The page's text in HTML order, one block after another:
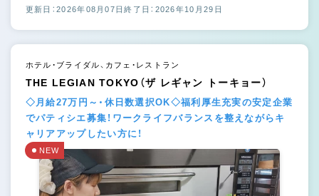
更新日：2026年08月07日終了日：2026年10月29日
ホテル・ブライダル、カフェ・レストラン
THE LEGIAN TOKYO（ザ レギャン トーキョー）
◇月給27万円～・休日数選択OK◇福利厚生充実の安定企業
でパティシエ募集！ワークライフバランスを整えながらキ
ャリアアップしたい方に！
NEW